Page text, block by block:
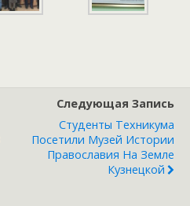
Следующая Запись
Студенты Техникума
Посетили Музей Истории
Православия На Земле
Кузнецкой